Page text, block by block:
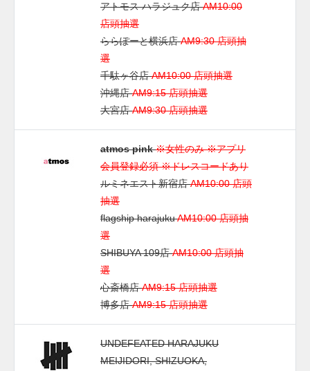
アトモス ハラジュク店AM10:00
店頭抽選
ららぽーと横浜店AM9:30 店頭抽
選
千駄ヶ谷店AM10:00 店頭抽選
沖縄店AM9:15 店頭抽選
大宮店AM9:30 店頭抽選
atmos pink ※女性のみ ※アプリ
会員登録必須 ※ドレスコードあり
ルミネエスト新宿店AM10:00 店頭
抽選
flagship harajukuAM10:00 店頭抽
選
SHIBUYA 109店AM10:00 店頭抽
選
心斎橋店AM9:15 店頭抽選
博多店AM9:15 店頭抽選
UNDEFEATED HARAJUKU
MEIJIDORI, SHIZUOKA,